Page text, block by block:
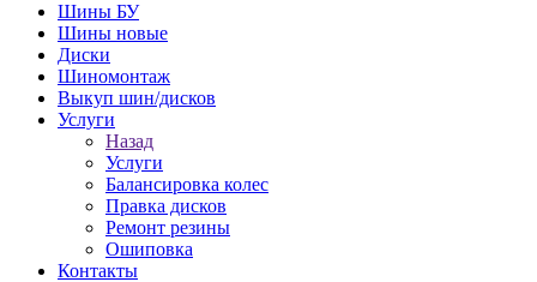
Шины БУ
Шины новые
Диски
Шиномонтаж
Выкуп шин/дисков
Услуги
Назад
Услуги
Балансировка колес
Правка дисков
Ремонт резины
Ошиповка
Контакты